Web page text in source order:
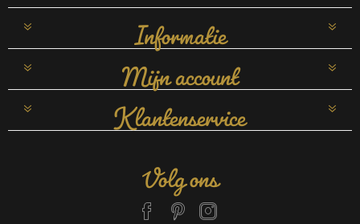
Informatie
Mijn account
Klantenservice
Volg ons